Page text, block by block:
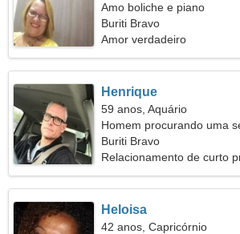
Amo boliche e piano
Buriti Bravo
Amor verdadeiro
Henrique
59 anos, Aquário
Homem procurando uma
Buriti Bravo
Relacionamento de curto
Heloisa
42 anos, Capricórnio